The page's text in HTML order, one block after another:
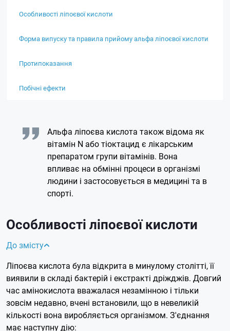
Особливості ліпоєвої кислоти
Форма випуску та правила прийому альфа ліпоєвої кислоти
Протипоказання
Побічні ефекти
Альфа ліпоєва кислота також відома як
вітамін N або тіоктацид є лікарським
препаратом групи вітамінів. Вона
впливає на обмінні процеси в організмі
людини і застосовується в медицині та в
спорті.
Особливості ліпоєвої кислоти
До змісту
Ліпоєва кислота була відкрита в минулому столітті, її
виявили в складі бактерій і екстракті дріжджів. Довгий
час амінокислота вважалася незамінною і тільки
зовсім недавно, вчені встановили, що в невеликій
кількості вона виробляється організмом. З'єднання
має наступну дію: